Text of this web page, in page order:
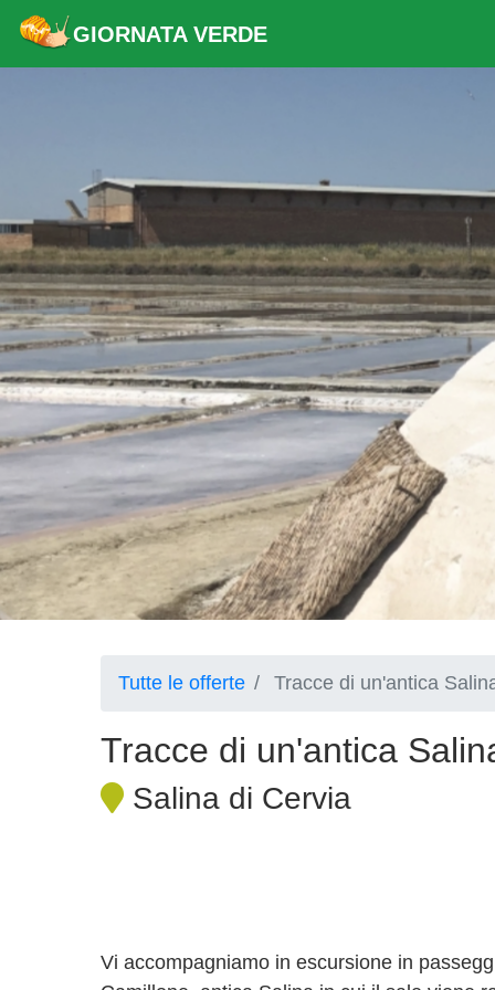
GIORNATA VERDE
Tutte le offerte Tracce di un'antica
Tracce di un'antica
Salina di Cervia
Vi accompagniamo in escursione in